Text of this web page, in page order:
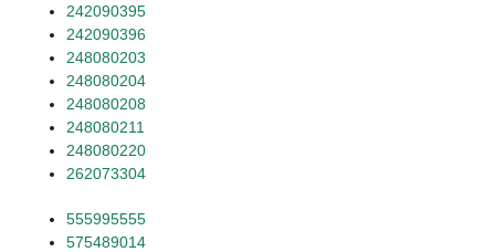
242090395
242090396
248080203
248080204
248080208
248080211
248080220
262073304
555995555
575489014